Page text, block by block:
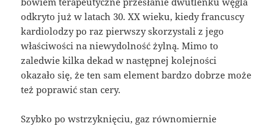
odkryto już w latach 30. XX wieku, kiedy francuscy
kardiolodzy po raz pierwszy skorzystali z jego
właściwości na niewydolność żylną. Mimo to
zaledwie kilka dekad w następnej kolejności
okazało się, że ten sam element bardzo dobrze może
też poprawić stan cery.
Szybko po wstrzyknięciu, gaz równomiernie